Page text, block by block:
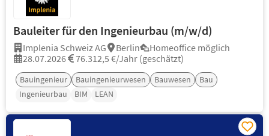
Bauleiter für den Ingenieurbau (m/w/d)
Implenia Schweiz AG Berlin
Homeoffice möglich
28.07.2026
76.312,5 €/Jahr (geschätzt)
Bauingenieur Bauingenieurwesen Bauwesen
Bau
Ingenieurbau
BIM LEAN